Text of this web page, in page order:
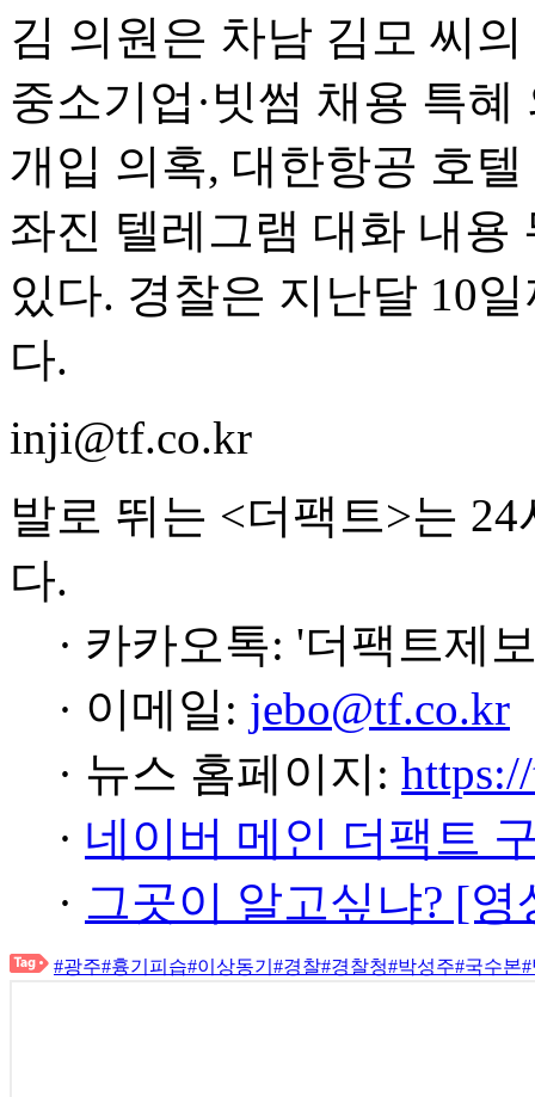
김 의원은 차남 김모 씨
중소기업·빗썸 채용 특
개입 의혹, 대한항공 호
좌진 텔레그램 대화 내용
있다. 경찰은 지난달 10
다.
inji@tf.co.kr
발로 뛰는 <더팩트>는
다.
· 카카오톡: '더팩트제
· 이메일: jebo@tf.co.kr
· 뉴스 홈페이지:
· 네이버 메인 더팩트
· 그곳이 알고싶냐? [
#광주#흉기피습#이상동기 #경찰#경찰청#박성주#국수본